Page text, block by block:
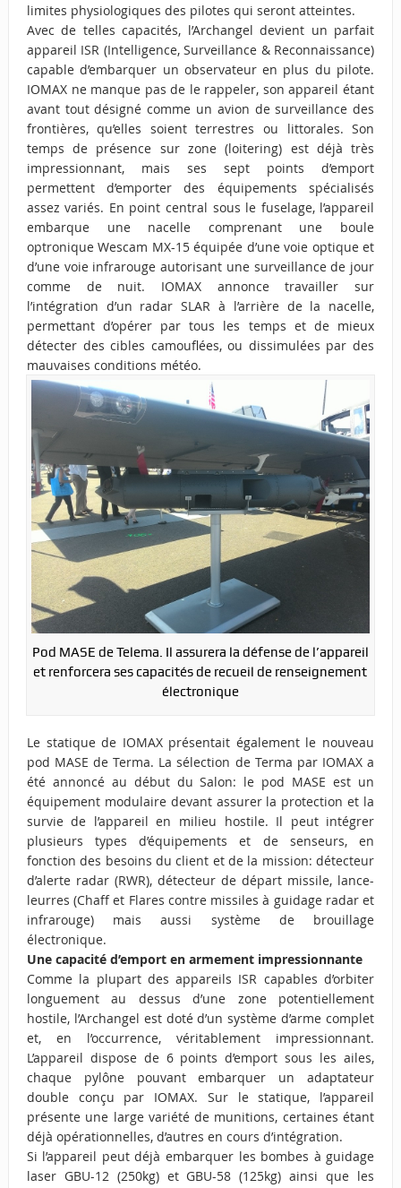
limites physiologiques des pilotes qui seront atteintes.
Avec de telles capacités, l’Archangel devient un parfait
appareil ISR (Intelligence, Surveillance & Reconnaissance)
capable d’embarquer un observateur en plus du pilote.
IOMAX ne manque pas de le rappeler, son appareil étant
avant tout désigné comme un avion de surveillance des
frontières, qu’elles soient terrestres ou littorales. Son
temps de présence sur zone (loitering) est déjà très
impressionnant, mais ses sept points d’emport
permettent d’emporter des équipements spécialisés
assez variés. En point central sous le fuselage, l’appareil
embarque une nacelle comprenant une boule
optronique Wescam MX-15 équipée d’une voie optique et
d’une voie infrarouge autorisant une surveillance de jour
comme de nuit. IOMAX annonce travailler sur
l’intégration d’un radar SLAR à l’arrière de la nacelle,
permettant d’opérer par tous les temps et de mieux
détecter des cibles camouflées, ou dissimulées par des
mauvaises conditions météo.
Pod MASE de Telema. Il assurera la défense de l’appareil
et renforcera ses capacités de recueil de renseignement
électronique
Le statique de IOMAX présentait également le nouveau
pod MASE de Terma. La sélection de Terma par IOMAX a
été annoncé au début du Salon: le pod MASE est un
équipement modulaire devant assurer la protection et la
survie de l’appareil en milieu hostile. Il peut intégrer
plusieurs types d’équipements et de senseurs, en
fonction des besoins du client et de la mission: détecteur
d’alerte radar (RWR), détecteur de départ missile, lance-
leurres (Chaff et Flares contre missiles à guidage radar et
infrarouge) mais aussi système de brouillage
électronique.
Une capacité d’emport en armement impressionnante
Comme la plupart des appareils ISR capables d’orbiter
longuement au dessus d’une zone potentiellement
hostile, l’Archangel est doté d’un système d’arme complet
et, en l’occurrence, véritablement impressionnant.
L’appareil dispose de 6 points d’emport sous les ailes,
chaque pylône pouvant embarquer un adaptateur
double conçu par IOMAX. Sur le statique, l’appareil
présente une large variété de munitions, certaines étant
déjà opérationnelles, d’autres en cours d’intégration.
Si l’appareil peut déjà embarquer les bombes à guidage
laser GBU-12 (250kg) et GBU-58 (125kg) ainsi que les